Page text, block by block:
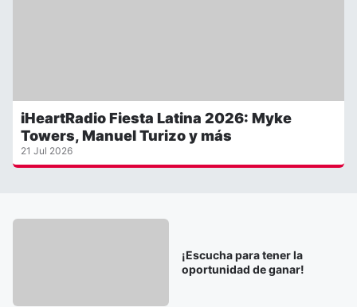
iHeartRadio Fiesta Latina 2026: Myke
Towers, Manuel Turizo y más
21 Jul 2026
¡Escucha para tener la
oportunidad de ganar!